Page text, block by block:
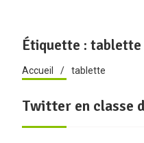
Étiquette : tablette
Accueil tablette
Twitter en classe